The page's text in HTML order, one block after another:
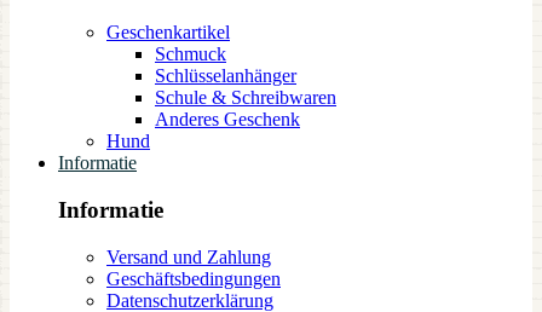
Geschenkartikel
Schmuck
Schlüsselanhänger
Schule & Schreibwaren
Anderes Geschenk
Hund
Informatie
Informatie
Versand und Zahlung
Geschäftsbedingungen
Datenschutzerklärung